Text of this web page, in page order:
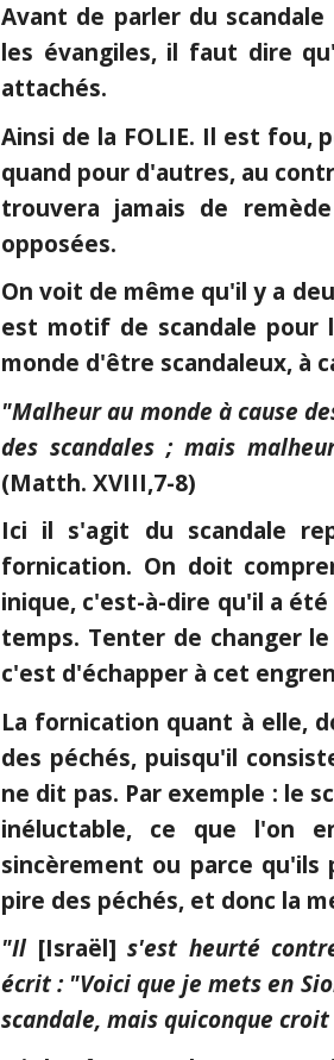
Avant de parler du
les évangiles, il faut dire
attachés.
Ainsi de la FOLIE. Il est fou,
quand pour d'autres, au
trouvera jamais de
opposées.
On voit de même qu'il y a
est motif de scandale pour
monde d'être scandaleux, à
"Malheur au monde à cause
des scandales ; mais
(Matth. XVIII,7-8)
Ici il s'agit du scandale
fornication. On doit
inique, c'est-à-dire qu'il a
temps. Tenter de changer
c'est d'échapper à cet
La fornication quant à elle,
des péchés, puisqu'il
ne dit pas. Par exemple : le
inéluctable, ce que l'on
sincèrement ou parce
pire des péchés, et donc la
"Il [Israël] s'est heurté
écrit : "Voici que je mets en
scandale, mais quiconque